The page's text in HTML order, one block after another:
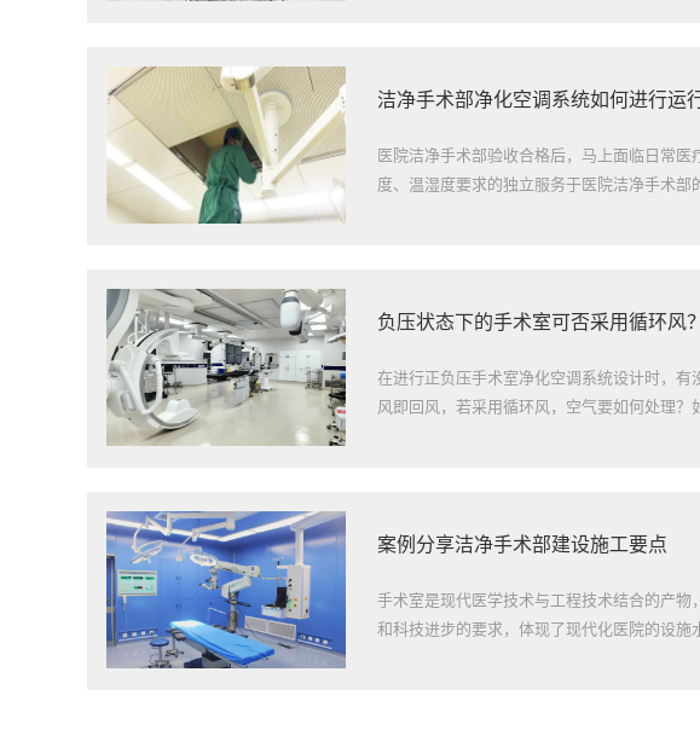
洁净手术部净化空调系统如何进行运
医院洁净手术部验收合格后，马上面临日常
度、温湿度要求的独立服务于医院洁净手术部
负压状态下的手术室可否采用循环风？
在进行正负压手术室净化空调系统设计时，
风即回风，若采用循环风，空气要如何处理？
案例分享洁净手术部建设施工要点
手术室是现代医学技术与工程技术结合的产
和科技进步的要求，体现了现代化医院的设施